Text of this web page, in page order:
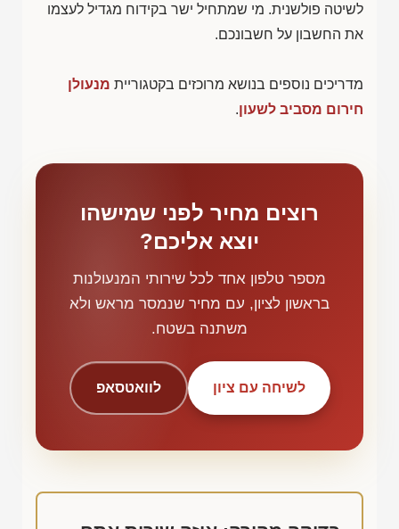
לשיטה פולשנית. מי שמתחיל ישר בקידוח מגדיל לעצמו
את החשבון על חשבונכם.
מדריכים נוספים בנושא מרוכזים בקטגוריית מנעולן
חירום מסביב לשעון.
רוצים מחיר לפני שמישהו
יוצא אליכם?
מספר טלפון אחד לכל שירותי המנעולנות
בראשון לציון, עם מחיר שנמסר מראש ולא
משתנה בשטח.
לשיחה עם ציון לוואטסאפ